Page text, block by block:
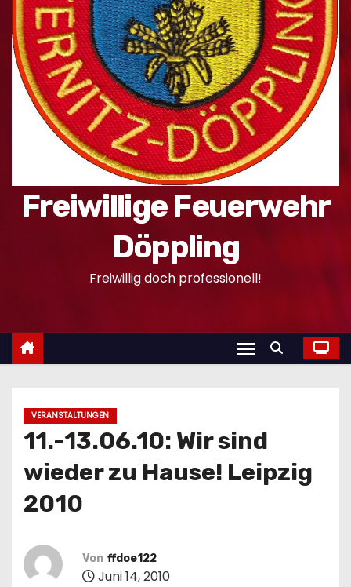
Freiwillige Feuerwehr
Döppling
Freiwillig doch professionell!
VERANSTALTUNGEN
11.-13.06.10: Wir sind
wieder zu Hause! Leipzig
2010
Von ffdoe122
Juni 14, 2010